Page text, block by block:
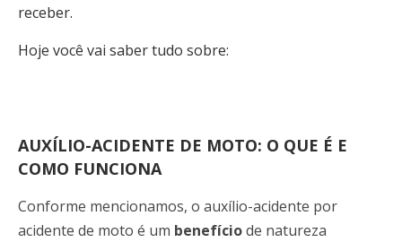
receber.
Hoje você vai saber tudo sobre:
AUXÍLIO-ACIDENTE DE MOTO: O QUE É E
COMO FUNCIONA
Conforme mencionamos, o auxílio-acidente por
acidente de moto é um benefíciode natureza